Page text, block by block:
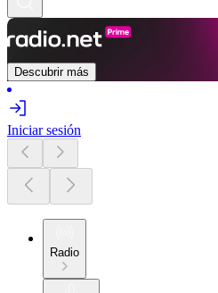
Descubrir más
Iniciar sesión
Radio